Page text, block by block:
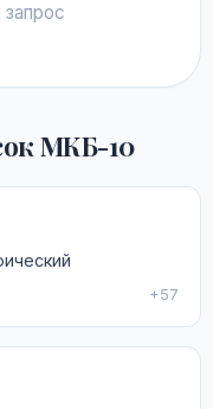
МКБ-10
+57